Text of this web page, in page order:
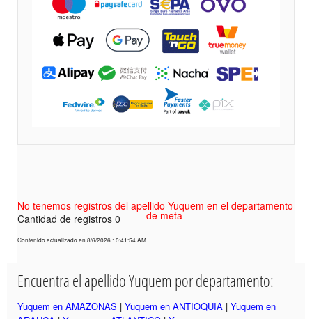
No tenemos registros del apellido Yuquem en el departamento
de meta
Cantidad de registros 0
Contenido actualizado en 8/6/2026 10:41:54 AM
Encuentra el apellido Yuquem por departamento:
Yuquem en AMAZONAS | Yuquem en ANTIOQUIA | Yuquem en